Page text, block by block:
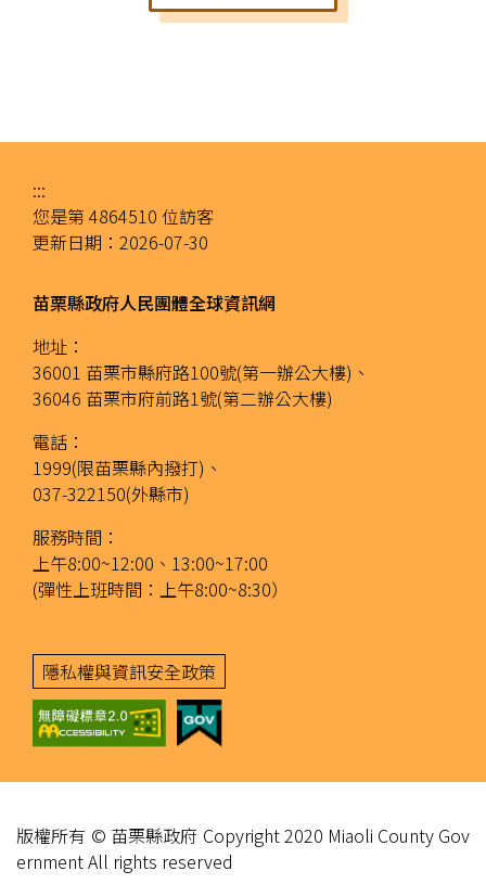
:::
您是第 4864510 位訪客
更新日期： 2026-07-30
苗栗縣政府人民團體全球資訊網
地址：
36001 苗栗市縣府路100號(第一辦公大樓)、
36046 苗栗市府前路1號(第二辦公大樓)
電話：
1999(限苗栗縣內撥打)、
037-322150(外縣市)
服務時間：
上午8:00~12:00、13:00~17:00
(彈性上班時間：上午8:00~8:30）
隱私權與資訊安全政策
版權所有 © 苗栗縣政府 Copyright 2020 Miaoli County Gov
ernment All rights reserved